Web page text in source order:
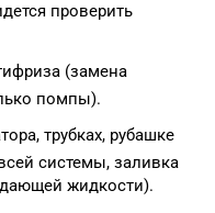
проверить
(замена
помпы).
трубках, рубашке
системы, заливка
жидкости).